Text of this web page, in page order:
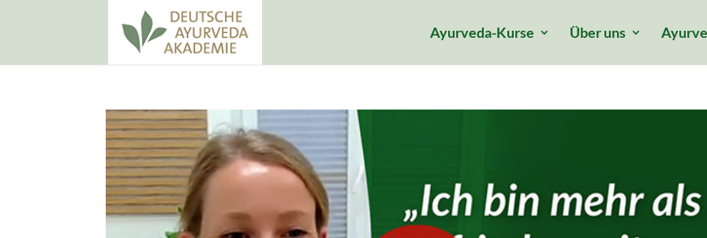
Ayurveda-Kurse Über uns